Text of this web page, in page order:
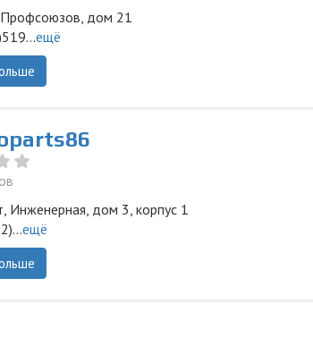
Профсоюзов, дом 21
ещё
Инженерная, дом 3, корпус 1
ещё